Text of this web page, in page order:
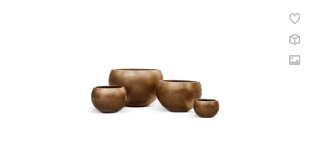
Готовые решения от Treez
Алфавитный указатель